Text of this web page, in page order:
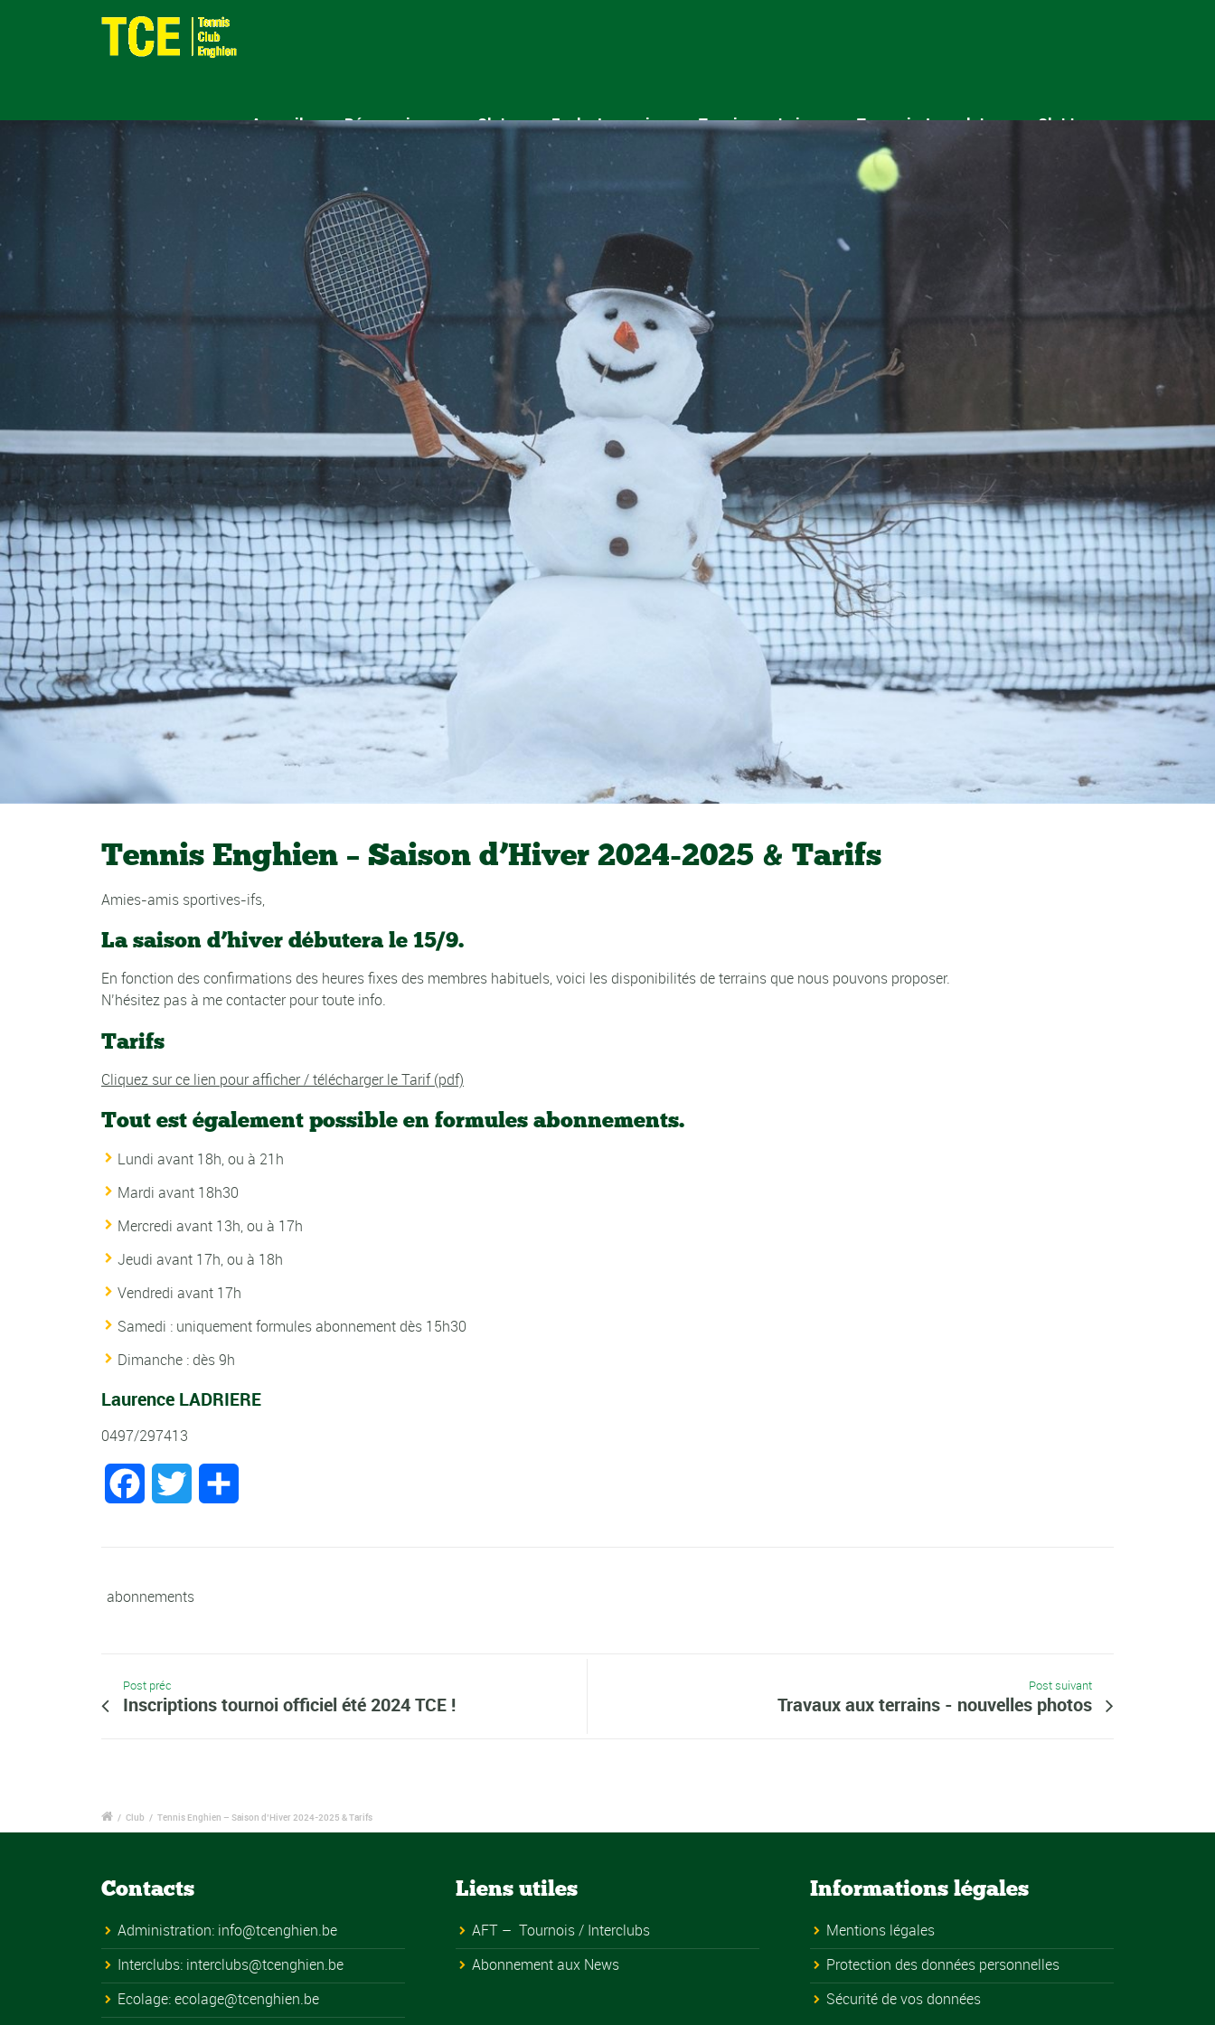
Accueil Réservations Club Ecole de tennis Tennis en chaise Tournois-Interclubs Clubhouse
Tennis Enghien – Saison d’Hiver 2024-2025 & Tarifs
Amies-amis sportives-ifs,
La saison d’hiver débutera le 15/9.
En fonction des confirmations des heures fixes des membres habituels, voici les disponibilités de terrains que nous pouvons proposer.
N’hésitez pas à me contacter pour toute info.
Tarifs
Cliquez sur ce lien pour afficher / télécharger le Tarif (pdf)
Tout est également possible en formules abonnements.
Lundi avant 18h, ou à 21h
Mardi avant 18h30
Mercredi avant 13h, ou à 17h
Jeudi avant 17h, ou à 18h
Vendredi avant 17h
Samedi : uniquement formules abonnement dès 15h30
Dimanche : dès 9h
Laurence LADRIERE
0497/297413
Facebook Twitter
abonnements
Post préc
Inscriptions tournoi officiel été 2024 TCE !
Post suivant
Travaux aux terrains - nouvelles photos
/ Club / Tennis Enghien – Saison d’Hiver 2024-2025 & Tarifs
Contacts
Administration: info@tcenghien.be
Interclubs: interclubs@tcenghien.be
Ecolage:ecolage@tcenghien.be
Liens utiles
AFT – Tournois / Interclubs
Abonnement aux News
Informations légales
Mentions légales
Protection des données personnelles
Sécurité de vos données